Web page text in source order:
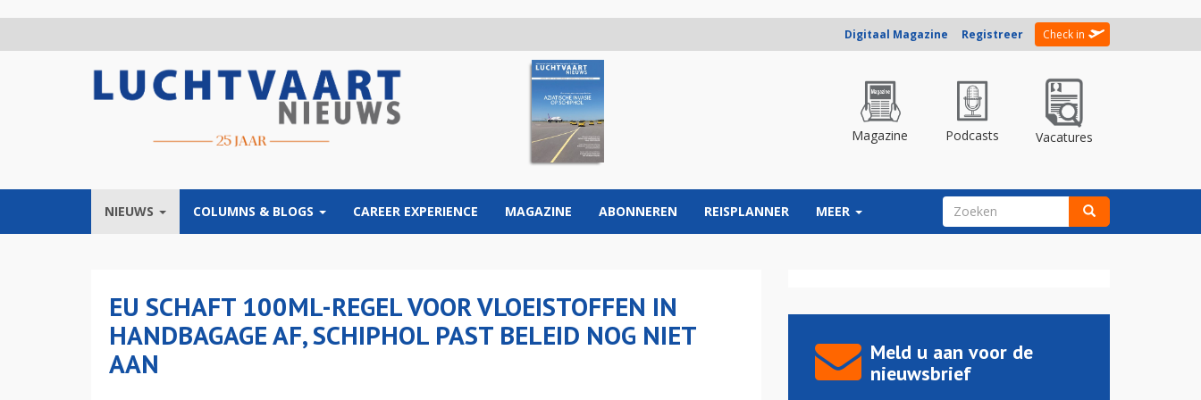
Digitaal Magazine Registreer Check in
Magazine Podcasts Vacatures
NIEUWS COLUMNS & BLOGS CAREER EXPERIENCE MAGAZINE ABONNEREN REISPLANNER MEER ZOEKVELD
EU SCHAFT 100ML-REGEL VOOR VLOEISTOFFEN IN
HANDBAGAGE AF, SCHIPHOL PAST BELEID NOG NIET
AAN
Meld u aan voor de
nieuwsbrief